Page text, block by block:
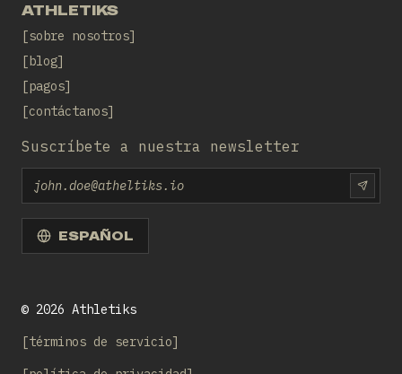
ATHLETIKS
sobre nosotros
blog
pagos
contáctanos
Suscríbete a nuestra newsletter
Email
ESPAÑOL
© 2026 Athletiks
términos de servicio